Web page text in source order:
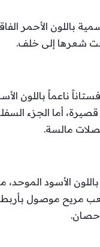
باللون الأحمر
شعرها إلى خلف.
قصيرة، أما الجزء
مالسة.
باللون الأسود
مريح موصول
حصان.